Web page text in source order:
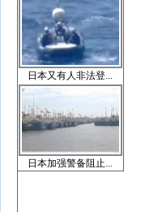
日本又有人非法登...
日本加强警备阻止...